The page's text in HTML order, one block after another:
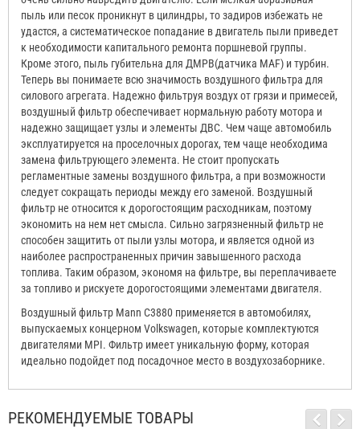
пыль или песок проникнут в цилиндры, то задиров избежать не
удастся, а систематическое попадание в двигатель пыли приведет
к необходимости капитального ремонта поршневой группы.
Кроме этого, пыль губительна для ДМРВ(датчика MAF) и турбин.
Теперь вы понимаете всю значимость воздушного фильтра для
силового агрегата. Надежно фильтруя воздух от грязи и примесей,
воздушный фильтр обеспечивает нормальную работу мотора и
надежно защищает узлы и элементы ДВС. Чем чаще автомобиль
эксплуатируется на проселочных дорогах, тем чаще необходима
замена фильтрующего элемента. Не стоит пропускать
регламентные замены воздушного фильтра, а при возможности
следует сокращать периоды между его заменой. Воздушный
фильтр не относится к дорогостоящим расходникам, поэтому
экономить на нем нет смысла. Сильно загрязненный фильтр не
способен защитить от пыли узлы мотора, и является одной из
наиболее распространенных причин завышенного расхода
топлива. Таким образом, экономя на фильтре, вы переплачиваете
за топливо и рискуете дорогостоящими элементами двигателя.
Воздушный фильтр Mann C3880 применяется в автомобилях,
выпускаемых концерном Volkswagen, которые комплектуются
двигателями MPI. Фильтр имеет уникальную форму, которая
идеально подойдет под посадочное место в воздухозаборнике.
РЕКОМЕНДУЕМЫЕ ТОВАРЫ